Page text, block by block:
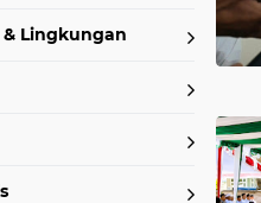
& Lingkungan